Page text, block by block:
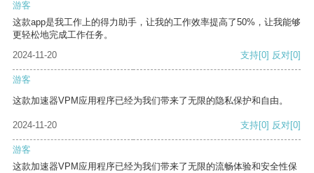
游客
这款app是我工作上的得力助手，让我的工作效率提高了50%，让我能够
更轻松地完成工作任务。
2024-11-20
支持[0] 反对[0]
游客
这款加速器VPM应用程序已经为我们带来了无限的隐私保护和自由。
2024-11-20 支持[0] 反对[0]
游客
这款加速器VPM应用程序已经为我们带来了无限的流畅体验和安全性保